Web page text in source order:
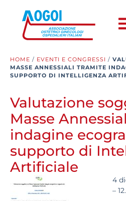
HOME / EVENTI E CONGRESSI /
MASSE ANNESSIALI TRAMITE
SUPPORTO DI INTELLIGENZA
Valutazione
Masse
indagine
supporto di
Artificiale
4
–